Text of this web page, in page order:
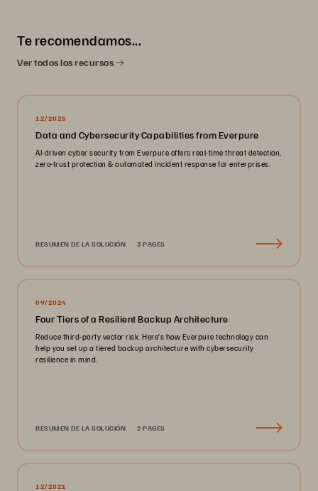
Te recomendamos...
Ver todos los recursos
12/2025
Data and Cybersecurity Capabilities from Everpure
AI-driven cyber security from Everpure offers real-time threat detection,
zero-trust protection & automated incident response for enterprises.
RESUMEN DE LA SOLUCIÓN 3 PAGES
09/2024
Four Tiers of a Resilient Backup Architecture
Reduce third-party vector risk. Here’s how Everpure technology can
help you set up a tiered backup architecture with cybersecurity
resilience in mind.
RESUMEN DE LA SOLUCIÓN 2 PAGES
12/2021